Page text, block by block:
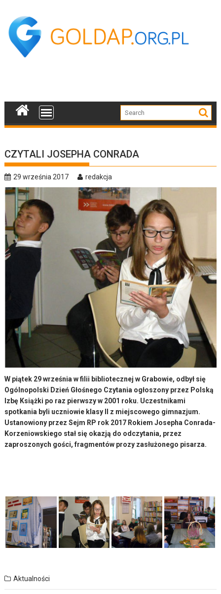
content
CZYTALI JOSEPHA CONRADA
29 września 2017 redakcja
W piątek 29 września w filii bibliotecznej w Grabowie, odbył się
Ogólnopolski Dzień Głośnego Czytania ogłoszony przez Polską
Izbę Książki po raz pierwszy w 2001 roku. Uczestnikami
spotkania byli uczniowie klasy II z miejscowego gimnazjum.
Ustanowiony przez Sejm RP rok 2017 Rokiem Josepha Conrada-
Korzeniowskiego stał się okazją do odczytania, przez
zaproszonych gości, fragmentów prozy zasłużonego pisarza.
Aktualności